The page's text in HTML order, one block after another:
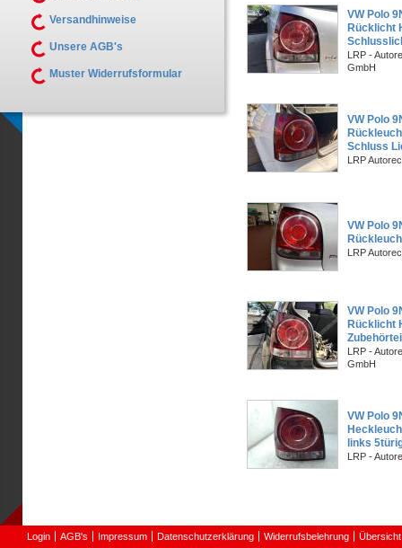
VW Polo
Rücklicht
LRP -
GmbH
VW Polo
Schluss
LRP
VW Polo
LRP
VW Polo
Rücklicht
LRP -
GmbH
VW Polo
links
LRP -
Versandhinweise
Unsere AGB's
Muster Widerrufsformular
Login AGB's Impressum Datenschutzerklärung Widerrufsbelehrung